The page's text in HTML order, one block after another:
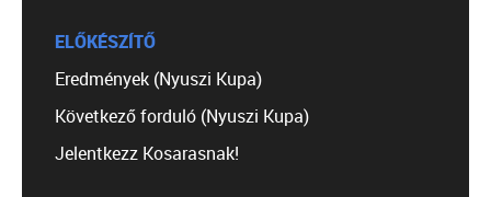
ELŐKÉSZÍTŐ
Eredmények (Nyuszi Kupa)
Következő forduló (Nyuszi Kupa)
Jelentkezz Kosarasnak!